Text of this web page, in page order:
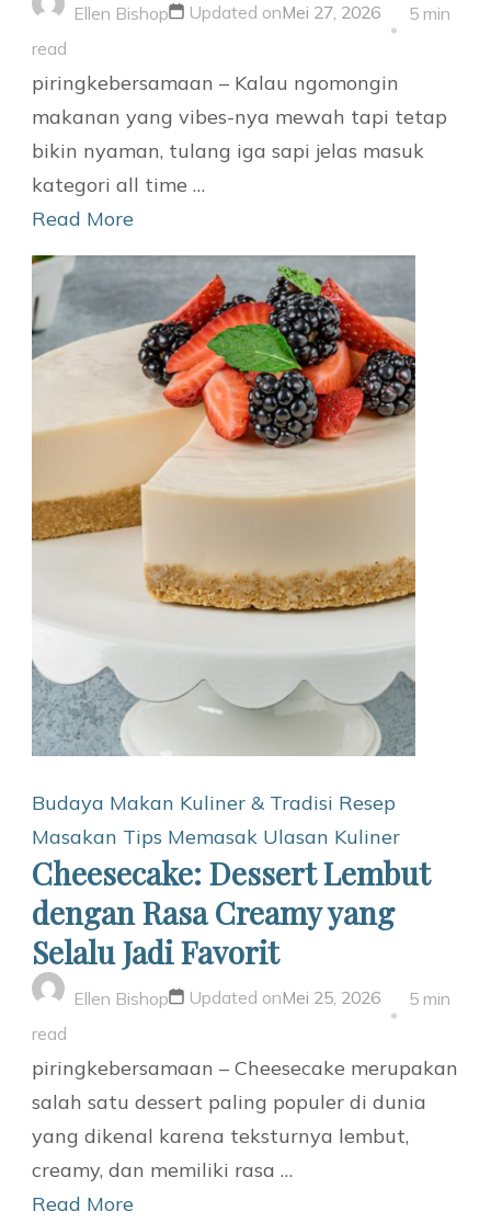
Ellen Bishop Updated onMei 27, 2026
5 min
read
piringkebersamaan – Kalau ngomongin
makanan yang vibes-nya mewah tapi tetap
bikin nyaman, tulang iga sapi jelas masuk
kategori all time …
Read More
Budaya Makan Kuliner & Tradisi Resep
Masakan Tips Memasak Ulasan Kuliner
Cheesecake: Dessert Lembut
dengan Rasa Creamy yang
Selalu Jadi Favorit
Ellen Bishop Updated onMei 25, 2026
5 min
read
piringkebersamaan – Cheesecake merupakan
salah satu dessert paling populer di dunia
yang dikenal karena teksturnya lembut,
creamy, dan memiliki rasa …
Read More